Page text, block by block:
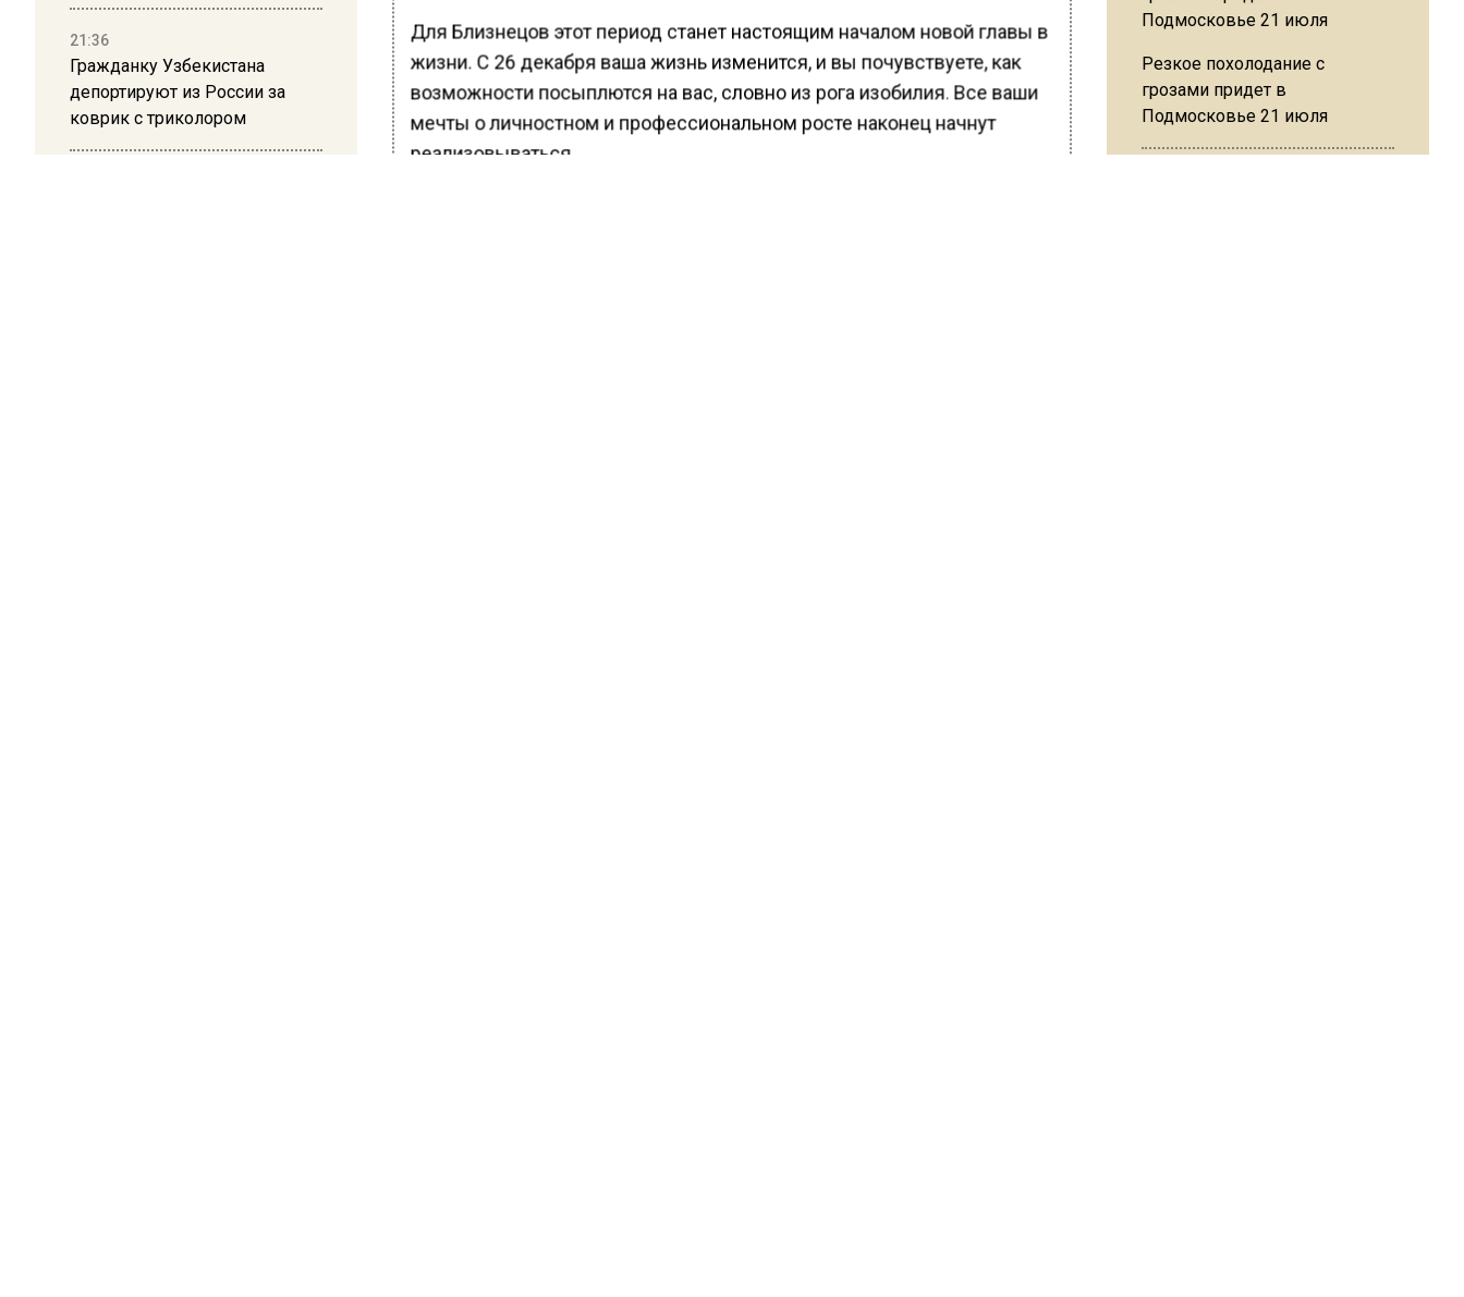
21:36
Гражданку Узбекистана
депортируют из России за
коврик с триколором
Для Близнецов этот период станет настоящим началом новой главы в
жизни. С 26 декабря ваша жизнь изменится, и вы почувствуете, как
возможности посыплются на вас, словно из рога изобилия. Все ваши
мечты о личностном и профессиональном росте наконец начнут
реализовываться.
Резкое похолодание с
грозами придет в
Подмосковье 21 июля